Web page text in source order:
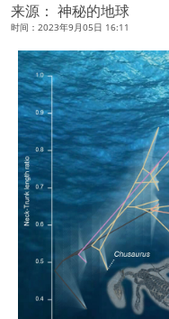
来源： 神秘的地球
时间：2023年9月05日 16:11